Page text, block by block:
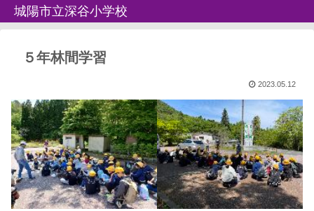
城陽市立深谷小学校
５年林間学習
2023.05.12